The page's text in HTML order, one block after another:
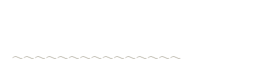
𓂃𓂃𓂃𓂃𓂃𓂃𓂃𓂃𓂃𓂃𓂃𓂃𓂃𓂃𓂃